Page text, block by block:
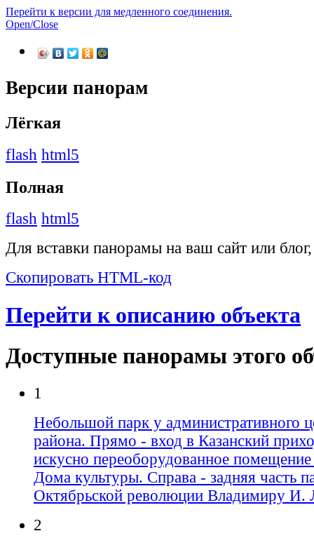
Перейти к версии для медленного соединения.
Open/Close
Версии панорам
Лёгкая
flash html5
Полная
flash html5
Для вставки панорамы на ваш сайт или
Скопировать HTML-код
Перейти к описанию объекта
Доступные панорамы этого
1
Небольшой парк у административного
района. Прямо - вход в Казанский
искусно переоборудованное
Дома культуры. Справа - задняя часть
Октябрьской революции Владимиру И.
2